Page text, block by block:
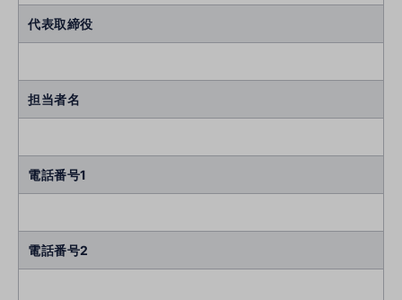
代表取締役
担当者名
電話番号1
電話番号2